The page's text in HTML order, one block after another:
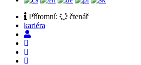
Přítomní:
čtenář
kariéra